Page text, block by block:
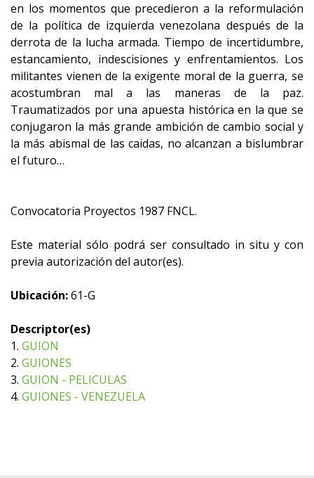
en los momentos que precedieron a la reformulación
de la política de izquierda venezolana después de la
derrota de la lucha armada. Tiempo de incertidumbre,
estancamiento, indescisiones y enfrentamientos. Los
militantes vienen de la exigente moral de la guerra, se
acostumbran mal a las maneras de la paz.
Traumatizados por una apuesta histórica en la que se
conjugaron la más grande ambición de cambio social y
la más abismal de las caidas, no alcanzan a bislumbrar
el futuro…
Convocatoria Proyectos 1987 FNCL.
Este material sólo podrá ser consultado in situ y con
previa autorización del autor(es).
Ubicación:61-G
Descriptor(es)
1. GUION
2. GUIONES
3. GUION - PELICULAS
4. GUIONES - VENEZUELA